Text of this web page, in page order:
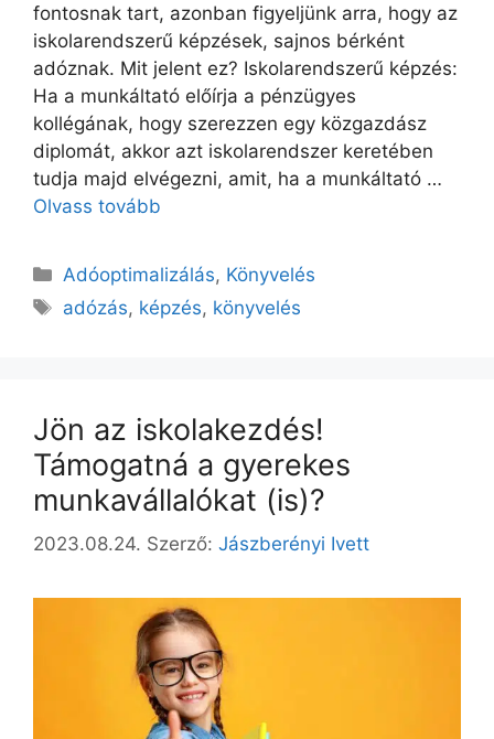
fontosnak tart, azonban figyeljünk arra, hogy az
iskolarendszerű képzések, sajnos bérként
adóznak. Mit jelent ez? Iskolarendszerű képzés:
Ha a munkáltató előírja a pénzügyes
kollégának, hogy szerezzen egy közgazdász
diplomát, akkor azt iskolarendszer keretében
tudja majd elvégezni, amit, ha a munkáltató …
Olvass tovább
Adóoptimalizálás, Könyvelés
adózás, képzés, könyvelés
Jön az iskolakezdés!
Támogatná a gyerekes
munkavállalókat (is)?
2023.08.24. Szerző: Jászberényi Ivett